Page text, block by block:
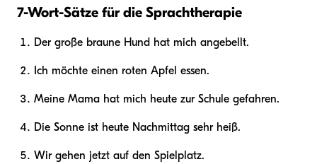
7-Wort-Sätze für die Sprachtherapie
Der große braune Hund hat mich angebellt.
Ich möchte einen roten Apfel essen.
Meine Mama hat mich heute zur Schule gefahren.
Die Sonne ist heute Nachmittag sehr heiß.
Wir gehen jetzt auf den Spielplatz.